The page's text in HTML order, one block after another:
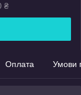
₴
Оплата Умови